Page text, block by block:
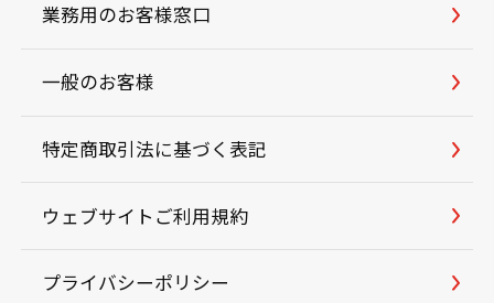
業務用のお客様窓口
一般のお客様
特定商取引法に基づく表記
ウェブサイトご利用規約
プライバシーポリシー